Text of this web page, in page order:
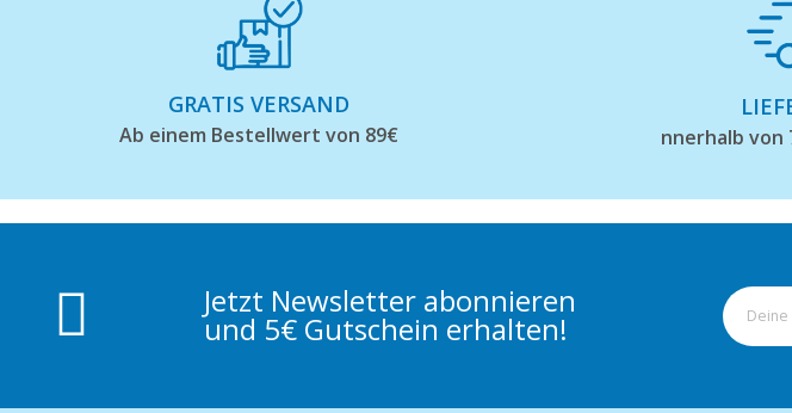
GRATIS VERSAND
Ab einem Bestellwert von 89€ nnerhalb von
Jetzt Newsletter abonnieren
und 5€ Gutschein erhalten!